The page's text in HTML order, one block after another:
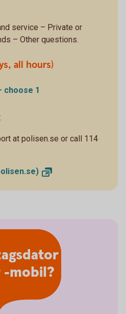
service – Private or
– Other questions.
all hours)
choose 1
at polisen.se or call 114
mobil?